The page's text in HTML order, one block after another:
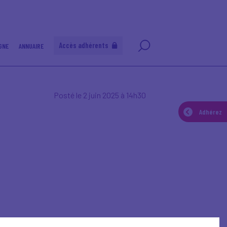
ANNUAIRE Accès adhérents
Adhérez
Posté le 2 juin 2025 à 14h30